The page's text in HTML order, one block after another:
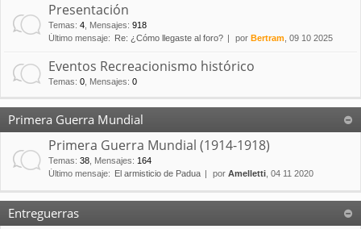
Presentación
Temas: 4 Mensajes: 918
Último mensaje:
Re: ¿Cómo llegaste al foro? por Bertram , 09 10 2025
Eventos Recreacionismo histórico
Temas: 0 Mensajes: 0
Primera Guerra Mundial
Primera Guerra Mundial (1914-1918)
Temas: 38 Mensajes: 164
Último mensaje:
El armisticio de Padua por Amelletti , 04 11 2020
Entreguerras